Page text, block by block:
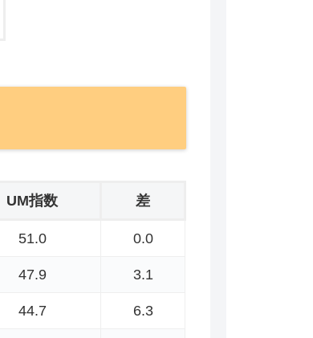
UM指数 差
51.0 0.0
47.9 3.1
44.7 6.3